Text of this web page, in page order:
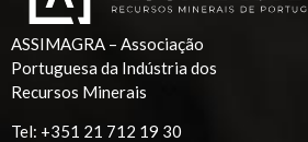
ASSIMAGRA – Associação
Portuguesa da Indústria dos
Recursos Minerais
Tel: +351 21 712 19 30